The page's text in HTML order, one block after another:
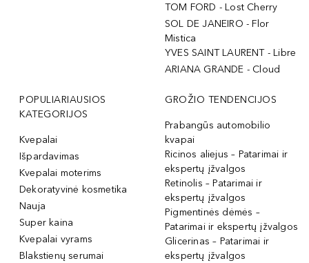
TOM FORD - Lost Cherry
SOL DE JANEIRO - Flor
Mistica
YVES SAINT LAURENT - Libre
ARIANA GRANDE - Cloud
POPULIARIAUSIOS
KATEGORIJOS
Kvepalai
Išpardavimas
Kvepalai moterims
Dekoratyvinė kosmetika
Nauja
Super kaina
Kvepalai vyrams
Blakstienų serumai
GROŽIO TENDENCIJOS
Prabangūs automobilio
kvapai
Ricinos aliejus – Patarimai ir
ekspertų įžvalgos
Retinolis – Patarimai ir
ekspertų įžvalgos
Pigmentinės dėmės –
Patarimai ir ekspertų įžvalgos
Glicerinas – Patarimai ir
ekspertų įžvalgos